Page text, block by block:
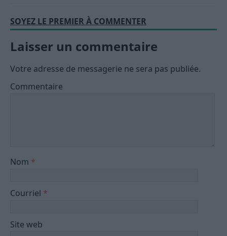
SOYEZ LE PREMIER À COMMENTER
Laisser un commentaire
Votre adresse de messagerie ne sera pas publiée.
Commentaire
Nom *
Courriel *
Site web